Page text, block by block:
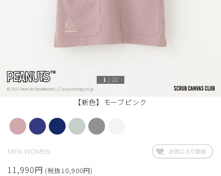
【新色】モーブピンク
1 / 22
MEN WOMEN
11,990円 (税抜10,900円)